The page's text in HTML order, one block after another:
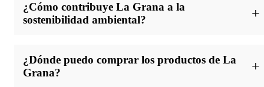
de origen animal, ideales para personas con requerimientos
específicos en su alimentación.
¿Cómo contribuye La Grana a la
sostenibilidad ambiental?
reducción de residuos, apoyando un modelo de negocio
respetuoso con el entorno y comprometido con el bienestar del
¿Dónde puedo comprar los productos de La
Grana?